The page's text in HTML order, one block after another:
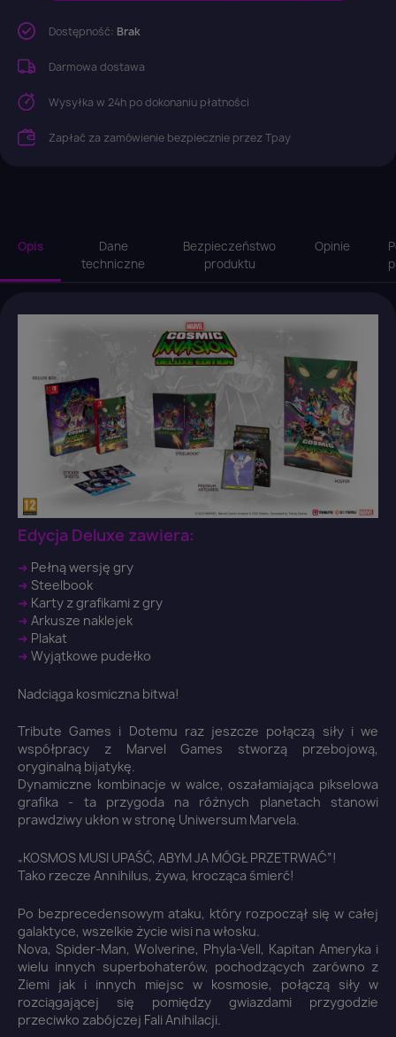
Dostępność: Brak
Darmowa dostawa
Wysyłka w 24h po dokonaniu płatności
Zapłać za zamówienie bezpiecznie przez Tpay
Opis
Dane
techniczne
Bezpieczeństwo
produktu
Opinie
Edycja Deluxe zawiera:
➜ Pełną wersję gry
➜ Steelbook
➜ Karty z grafikami z gry
➜ Arkusze naklejek
➜ Plakat
➜ Wyjątkowe pudełko
Nadciąga kosmiczna bitwa!
Tribute Games i Dotemu raz jeszcze połączą siły i we
współpracy z Marvel Games stworzą przebojową,
oryginalną bijatykę.
Dynamiczne kombinacje w walce, oszałamiająca pikselowa
grafika - ta przygoda na różnych planetach stanowi
prawdziwy ukłon w stronę Uniwersum Marvela.
„KOSMOS MUSI UPAŚĆ, ABYM JA MÓGŁ PRZETRWAĆ”!
Tako rzecze Annihilus, żywa, krocząca śmierć!
Po bezprecedensowym ataku, który rozpoczął się w całej
galaktyce, wszelkie życie wisi na włosku.
Nova, Spider-Man, Wolverine, Phyla-Vell, Kapitan Ameryka i
wielu innych superbohaterów, pochodzących zarówno z
Ziemi jak i innych miejsc w kosmosie, połączą siły w
rozciągającej się pomiędzy gwiazdami przygodzie
przeciwko zabójczej Fali Anihilacji.